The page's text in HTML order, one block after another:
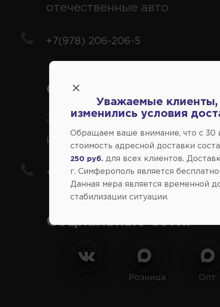
отечественные авто
+7(978) 206-206-5
Справочный центр:
Заказ шин, дисков,
иномарки
+7(978) 206-206-8
Социальные сети:
Розница Опт
Уважаемые клиенты,
изменились условия
Обращаем ваше внимание, что c 30
стоимость адресной доставки
250 руб.
для всех клиентов.
г. Симферополь является
Данная мера является временной
стабилизации ситуации.